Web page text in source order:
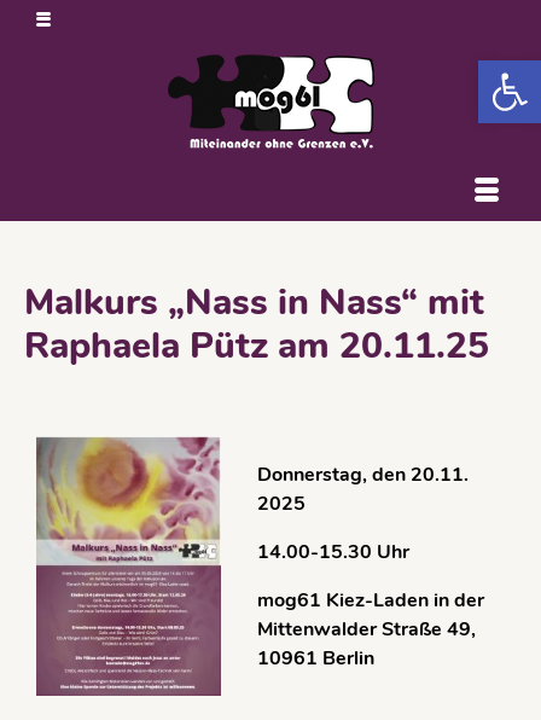
Malkurs „Nass in Nass“ mit
Raphaela Pütz am 20.11.25
Donnerstag, den 20.11.
2025
14.00-15.30 Uhr
mog61 Kiez-Laden in der
Mittenwalder Straße 49,
10961 Berlin